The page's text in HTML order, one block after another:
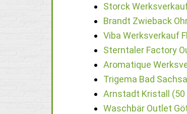
Storck
Brandt Zwieback
Viba Werksverkauf
Sterntaler Factory
Aromatique
Trigema Bad
Arnstadt Kristall (50
Waschbär Outlet